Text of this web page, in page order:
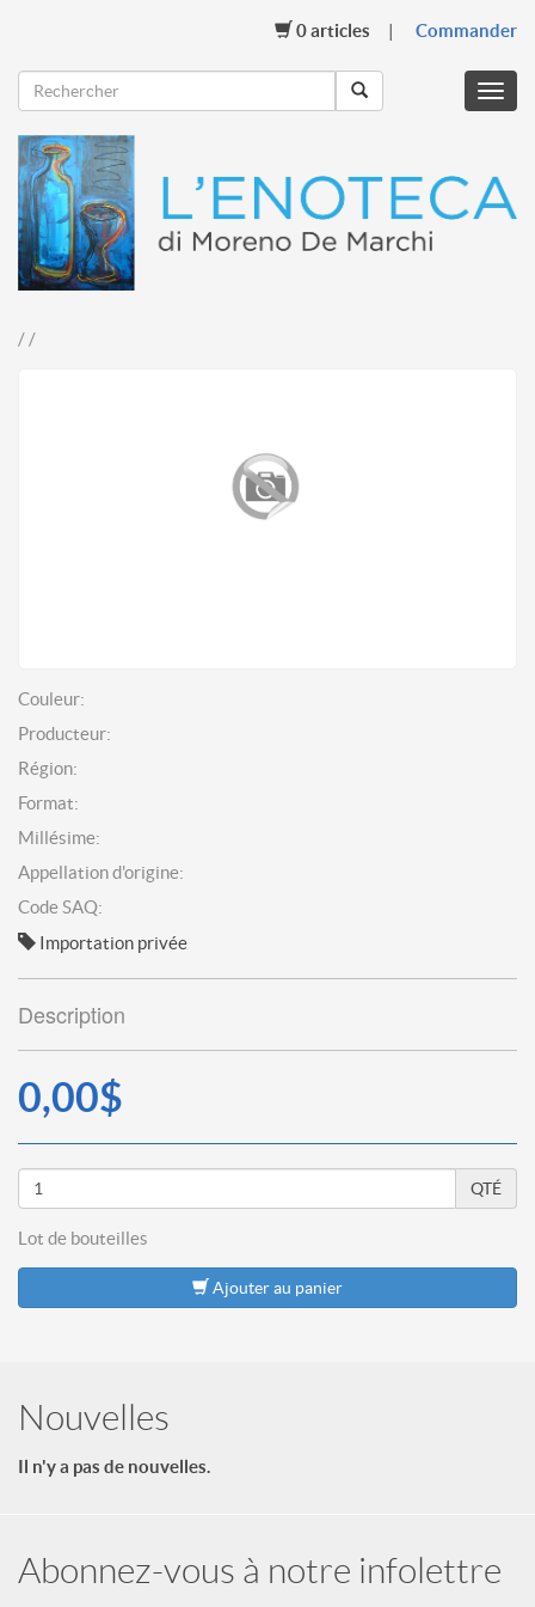
0articles Commander
Menu
/ /
Couleur:
Producteur:
Région:
Format:
Millésime:
Appellation d'origine:
Code SAQ:
Importation privée
Description
0,00$
QTÉ
Lot de bouteilles
Ajouter au panier
Nouvelles
Il n'y a pas de nouvelles.
Abonnez-vous à notre infolettre